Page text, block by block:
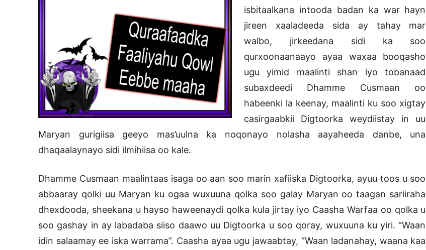
isbitaalkana intooda badan ka war hayn
jireen xaaladeeda sida ay tahay mar
walbo, jirkeedana sidi ka soo
qurxoonaanaayo ayaa waxaa booqasho
ugu yimid maalinti shan iyo tobanaad
subaxdeedi Dhamme Cusmaan oo
habeenki la keenay, maalinti ku soo xigtay
casirgaabkii Digtoorka weydiistay in uu
Maryan gurigiisa geeyo mas’uulna ka noqonayo nolasha aayaheeda danbe, una
dhaqaalaynayo sidi ilmihiisa oo kale.
Dhamme Cusmaan maalintaas isaga oo aan soo marin xafiiska Digtoorka, ayuu toos u soo
abbaaray qolki uu Maryan ku ogaa wuxuuna qolka soo galay Maryan oo taagan sariiraha
dhexdooda, sheekana u hayso haweenaydi qolka kula jirtay iyo Caasha Warfaa oo qolka u
soo gashay in ay labadaba siiso daawo uu Digtoorka u soo qoray, wuxuuna ku yiri. “Waan
idin salaamay ee iska warrama”. Caasha ayaa ugu jawaabtay, “Waan ladanahay, waana kaa